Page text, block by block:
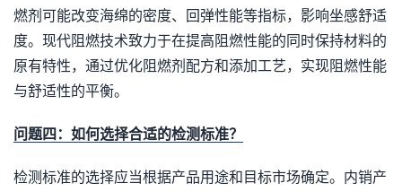
燃剂可能改变海绵的密度、回弹性能等指标，影响坐感舒适
度。现代阻燃技术致力于在提高阻燃性能的同时保持材料的
原有特性，通过优化阻燃剂配方和添加工艺，实现阻燃性能
与舒适性的平衡。
问题四：如何选择合适的检测标准？
检测标准的选择应当根据产品用途和目标市场确定。内销产